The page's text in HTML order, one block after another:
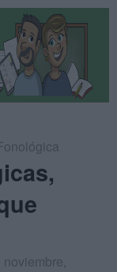
noviembre,